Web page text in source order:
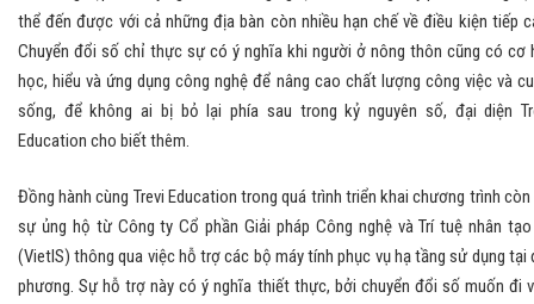
thể đến được với cả những địa bàn còn nhiều hạn chế về điều kiện tiếp
Chuyển đổi số chỉ thực sự có ý nghĩa khi người ở nông thôn cũng có cơ
học, hiểu và ứng dụng công nghệ để nâng cao chất lượng công việc và
sống, để không ai bị bỏ lại phía sau trong kỷ nguyên số, đại diện
Education cho biết thêm.
Đồng hành cùng Trevi Education trong quá trình triển khai chương trình
sự ủng hộ từ Công ty Cổ phần Giải pháp Công nghệ và Trí tuệ nhân
(VietIS) thông qua việc hỗ trợ các bộ máy tính phục vụ hạ tầng sử dụng tại
phương. Sự hỗ trợ này có ý nghĩa thiết thực, bởi chuyển đổi số muốn đi